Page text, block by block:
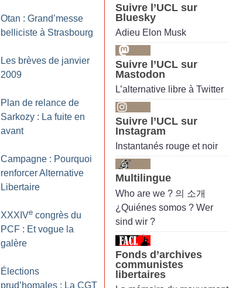
Otan : Grand’messe
belliciste à Strasbourg
Les brèves de janvier
2009
Plan de relance de
Sarkozy : La fuite en
avant
Campagne : Pourquoi
renforcer Alternative
Libertaire
XXXIVe congrès du
PCF : Et vogue la
galère
Élections
prud’homales : La CGT
Suivre l’UCL sur
Bluesky
Adieu Elon Musk
Suivre l’UCL sur
Mastodon
L’alternative libre à Twitter
Suivre l’UCL sur
Instagram
Instantanés rouge et noir
Multilingue
Who are we ? 의 소개
¿Quiénes somos ? Wer
sind wir ?
Fonds d’archives
communistes
libertaires